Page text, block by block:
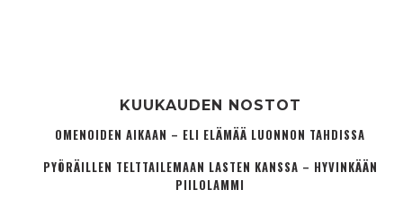
KUUKAUDEN NOSTOT
OMENOIDEN AIKAAN – ELI ELÄMÄÄ LUONNON TAHDISSA
PYÖRÄILLEN TELTTAILEMAAN LASTEN KANSSA – HYVINKÄÄN
PIILOLAMMI